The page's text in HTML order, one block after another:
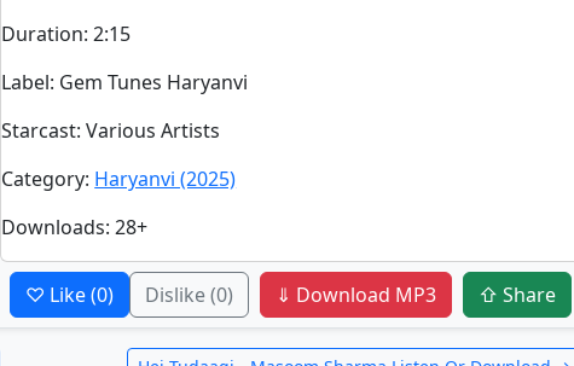
Duration:2:15
Label: Gem Tunes Haryanvi
Starcast: Various Artists
Category: Haryanvi (2025)
Downloads: 28+
♡ Like(0) Dislike(0) ⇓ Download MP3 ⇧ Share